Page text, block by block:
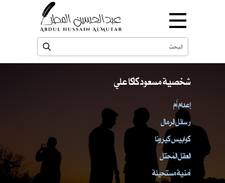
شخصية مسعود كاكا علي
إعدام أُم
رسائل الرمال
كوابيس كيرونا
العقل المُحتل
أمنية مستحيلة